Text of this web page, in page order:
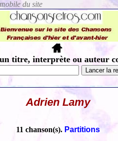
titre, interprète ou auteur
Adrien Lamy
11 chanson(s). Partitions